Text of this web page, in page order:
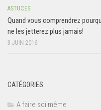
ASTUCES
Quand vous comprendrez
ne les jetterez plus jamais!
3 JUIN 2016
CATÉGORIES
A faire soi même